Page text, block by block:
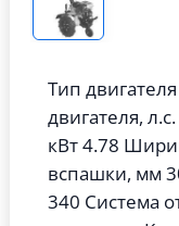
Тип
двигателя,
кВт 4.78
вспашки, мм
340 Система